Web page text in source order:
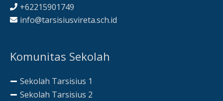
+62215901749
info@tarsisiusvireta.sch.id
Komunitas Sekolah
Sekolah Tarsisius 1
Sekolah Tarsisius 2